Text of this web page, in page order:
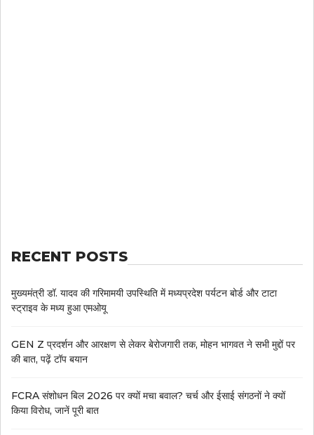
RECENT POSTS
मुख्यमंत्री डॉ. यादव की गरिमामयी उपस्थिति में मध्यप्रदेश पर्यटन बोर्ड और टाटा
स्ट्राइव के मध्य हुआ एमओयू
GEN Z प्रदर्शन और आरक्षण से लेकर बेरोजगारी तक, मोहन भागवत ने सभी मुद्दों पर
की बात, पढ़ें टॉप बयान
FCRA संशोधन बिल 2026 पर क्यों मचा बवाल? चर्च और ईसाई संगठनों ने क्यों
किया विरोध, जानें पूरी बात